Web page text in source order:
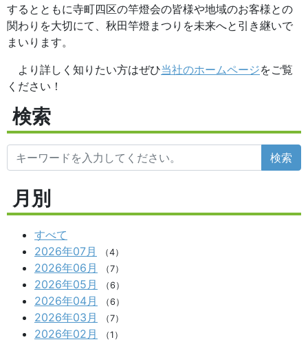
するとともに寺町四区の竿燈会の皆様や地域のお客様との
関わりを大切にて、秋田竿燈まつりを未来へと引き継いで
まいります。
より詳しく知りたい方はぜひ当社のホームページをご覧
ください！
検索
検索
月別
すべて
2026年07月
（4）
2026年06月 （7）
2026年05月 （6）
2026年04月 （6）
2026年03月 （7）
2026年02月 （1）